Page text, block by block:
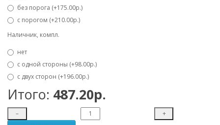
без порога (+175.00р.)
с порогом (+210.00р.)
Наличник, компл.
нет
с одной стороны (+98.00р.)
с двух сторон (+196.00р.)
Итого: 487.20р.
– +